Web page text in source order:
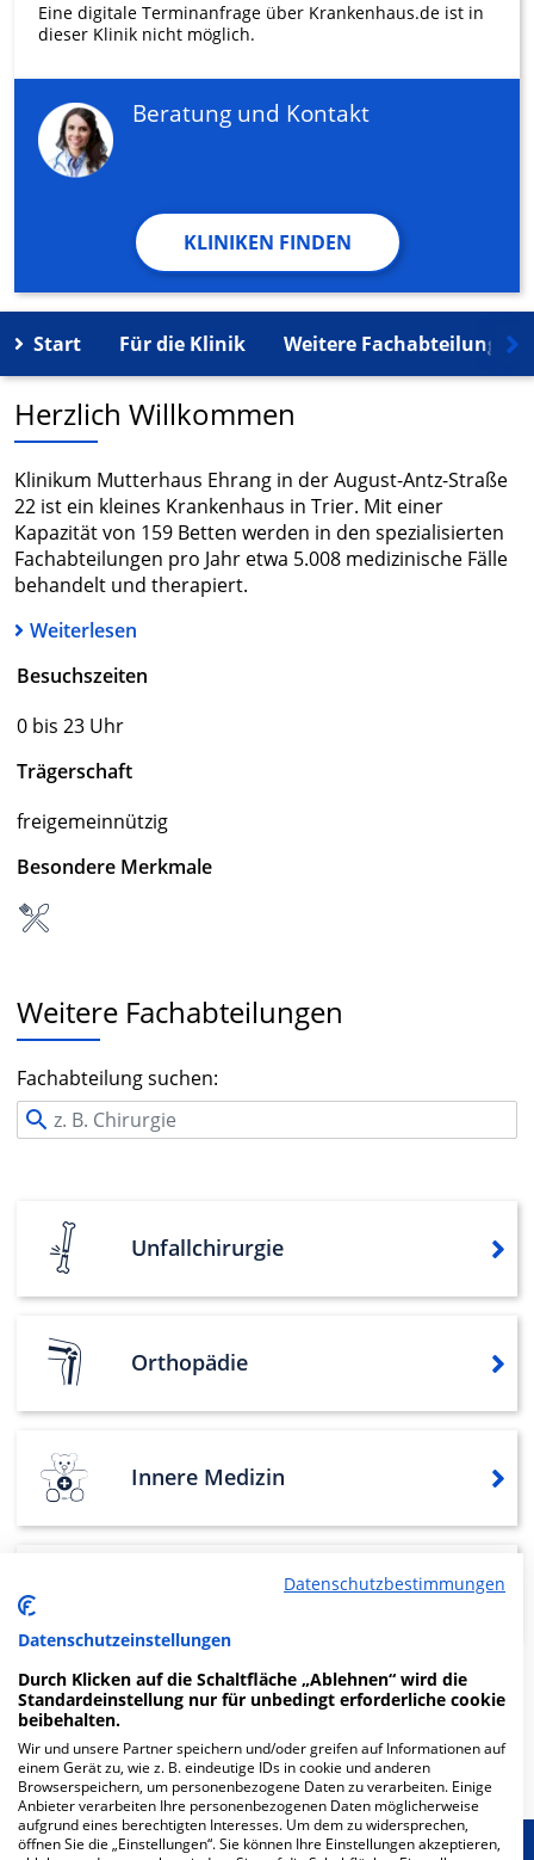
Eine digitale Terminanfrage über Krankenhaus.de ist in
dieser Klinik nicht möglich.
Beratung und Kontakt
KLINIKEN FINDEN
Start Für die Klinik Weitere Fachabteilungen
Herzlich Willkommen
Klinikum Mutterhaus Ehrang in der August-Antz-Straße
22 ist ein kleines Krankenhaus in Trier. Mit einer
Kapazität von 159 Betten werden in den spezialisierten
Fachabteilungen pro Jahr etwa 5.008 medizinische Fälle
behandelt und therapiert.
Weiterlesen
Besuchszeiten
0 bis 23 Uhr
Trägerschaft
freigemeinnützig
Besondere Merkmale
Weitere Fachabteilungen
Fachabteilung suchen:
Unfallchirurgie
Orthopädie
Innere Medizin
Hals-, Nasen-, Ohrenheilkunde
WeitereFachabteilungen 3
Mehr Informationen
Datenschutzbestimmungen
Datenschutzeinstellungen
Durch Klicken auf die Schaltfläche „Ablehnen“ wird die
Standardeinstellung nur für unbedingt erforderliche cookie
beibehalten.
Wir und unsere Partner speichern und/oder greifen auf Informationen auf
einem Gerät zu, wie z. B. eindeutige IDs in cookie und anderen
Browserspeichern, um personenbezogene Daten zu verarbeiten. Einige
Anbieter verarbeiten Ihre personenbezogenen Daten möglicherweise
aufgrund eines berechtigten Interesses. Um dem zu widersprechen,
öffnen Sie die „Einstellungen“. Sie können Ihre Einstellungen akzeptieren,